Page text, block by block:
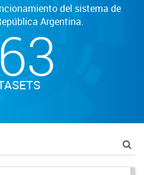
del sistema de
Argentina.